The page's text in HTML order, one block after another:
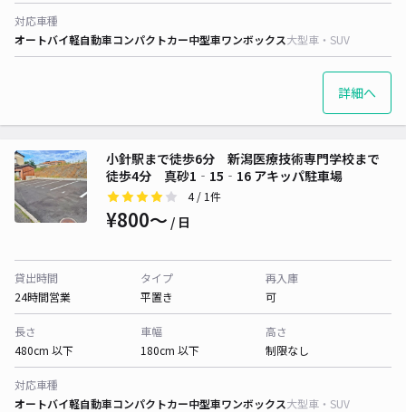
対応車種
オートバイ軽自動車コンパクトカー中型車ワンボックス大型車・SUV
詳細へ
小針駅まで徒歩6分 新潟医療技術専門学校まで
徒歩4分 真砂1‐15‐16 アキッパ駐車場
4/ 1件
¥800〜 / 日
貸出時間
24時間営業
タイプ
平置き
再入庫
可
長さ
480cm 以下
車幅
180cm 以下
高さ
制限なし
対応車種
オートバイ軽自動車コンパクトカー中型車ワンボックス大型車・SUV